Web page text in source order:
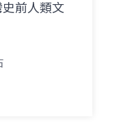
前人類文